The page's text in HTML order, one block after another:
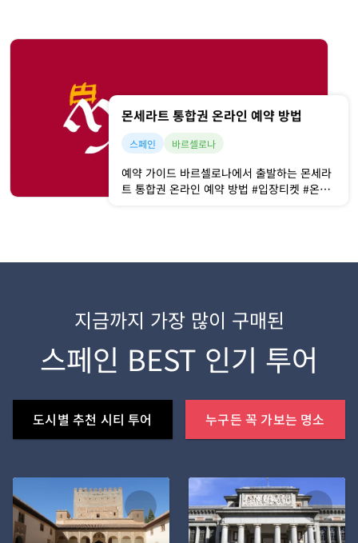
위한 전원 주택 단지로 기획되었으나 분양에
몬세라트 통합권 온라인 예약 방법
스페인 바르셀로나
예약 가이드 바르셀로나에서 출발하는 몬세라
트 통합권 온라인 예약 방법 #입장티켓 #온라
지금까지 가장 많이 구매된
스페인 BEST 인기 투어
도시별 추천 시티 투어 누구든 꼭 가보는 명소